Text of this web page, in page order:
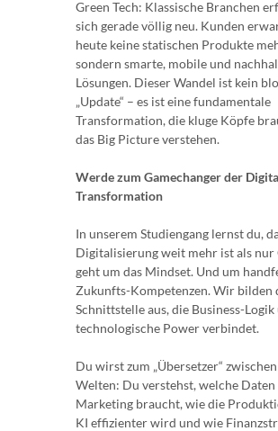
Green Tech: Klassische Branchen
sich gerade völlig neu. Kunden
heute keine statischen Produkte
sondern smarte, mobile und
Lösungen. Dieser Wandel ist kein
„Update“ – es ist eine fundamentale
Transformation, die kluge Köpfe
das Big Picture verstehen.
Werde zum Gamechanger der
Transformation
In unserem Studiengang lernst du,
Digitalisierung weit mehr ist als nur
geht um das Mindset. Und um
Zukunfts-Kompetenzen. Wir bilden
Schnittstelle aus, die Business-Logik
technologische Power verbindet.
Du wirst zum „Übersetzer“
Welten: Du verstehst, welche Daten
Marketing braucht, wie die
KI effizienter wird und wie